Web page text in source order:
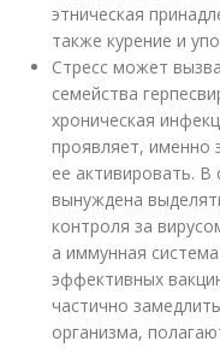
этническая
также курение и
Стресс может
семейства
хроническая
проявляет,
ее активировать.
вынуждена
контроля за
а иммунная
эффективных
частично
организма,